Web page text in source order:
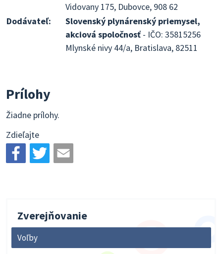
Vidovany 175, Dubovce, 908 62
Dodávateľ:
Slovenský plynárenský priemysel,
akciová spoločnosť - IČO: 35815256
Mlynské nivy 44/a, Bratislava, 82511
Prílohy
Žiadne prílohy.
Zdieľajte
Zverejňovanie
Voľby